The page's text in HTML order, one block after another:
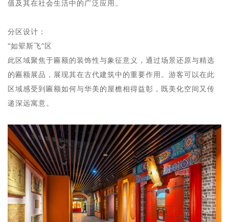
值及其在社会生活中的广泛应用。
分区设计：
“如翚斯飞”区
此区域聚焦于匾额的装饰性与象征意义，通过场景还原与精选
的匾额展品，展现其在古代建筑中的重要作用。 游客可以在此
区域感受到匾额如何与华美的屋檐相得益彰，既美化空间又传
递深远寓意。